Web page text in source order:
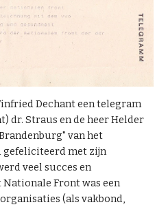
Dechant een telegram
dr. Straus en de heer Helder
van het
gefeliciteerd met zijn
veel succes en
Front was een
(als vakbond,